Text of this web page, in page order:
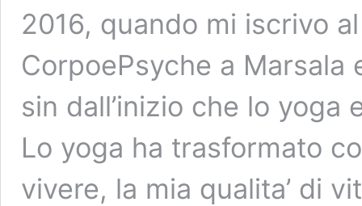
2016, quando mi iscrivo
CorpoePsyche a
sin dall’inizio che lo yoga
Lo yoga ha trasformato
vivere, la mia qualita’ di